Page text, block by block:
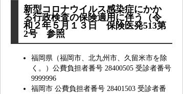
新型コロナウイルス感染症にかか
る行政検査の保険適用に伴う（令
和２年５月１３日 保険医発513第
2号 参照
福岡県（福岡市、北九州市、久留米市を除
く。）公費負担者番号 28400505 受診者番号
9999996
福岡市 公費負担者番号 28401503 受診者番